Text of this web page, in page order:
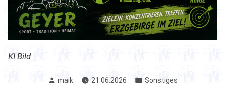
KI Bild
Verfasst
maik 21.06.2026
Veröffentlicht
Sonstiges